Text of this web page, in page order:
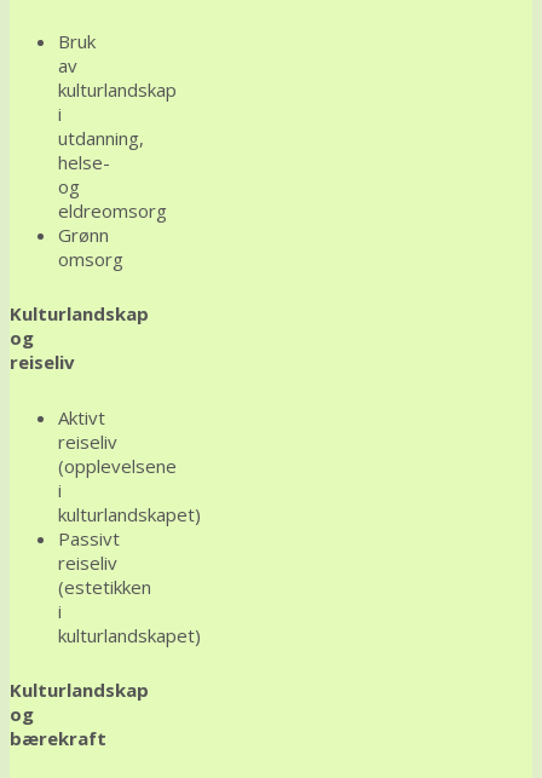
Bruk
av
kulturlandskap
i
utdanning,
helse-
og
eldreomsorg
Grønn
omsorg
Kulturlandskap
og
reiseliv
Aktivt
reiseliv
(opplevelsene
i
kulturlandskapet)
Passivt
reiseliv
(estetikken
i
kulturlandskapet)
Kulturlandskap
og
bærekraft